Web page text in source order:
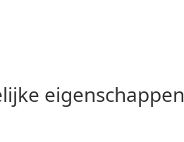
eigenschappen